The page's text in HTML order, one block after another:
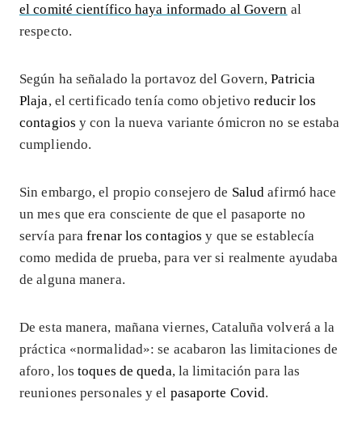
el comité científico haya informado al Govern al
respecto.
Según ha señalado la portavoz del Govern,Patricia
Plaja, el certificado tenía como objetivoreducir los
contagios y con la nueva variante ómicron no se estaba
cumpliendo.
Sin embargo, el propio consejero de Salud afirmó hace
un mes que era consciente de que el pasaporte no
servía parafrenar los contagios y que se establecía
como medida de prueba, para ver si realmente ayudaba
de alguna manera.
De esta manera, mañana viernes, Cataluña volverá a la
práctica «normalidad»: se acabaron las limitaciones de
aforo, los toques de queda, la limitación para las
reuniones personales y el pasaporte Covid.